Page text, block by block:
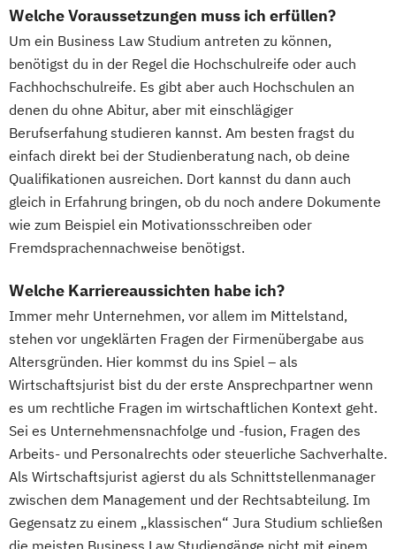
Welche Voraussetzungen muss ich erfüllen?
Um ein Business Law Studium antreten zu können,
benötigst du in der Regel die Hochschulreife oder auch
Fachhochschulreife. Es gibt aber auch Hochschulen an
denen du ohne Abitur, aber mit einschlägiger
Berufserfahung studieren kannst. Am besten fragst du
einfach direkt bei der Studienberatung nach, ob deine
Qualifikationen ausreichen. Dort kannst du dann auch
gleich in Erfahrung bringen, ob du noch andere Dokumente
wie zum Beispiel ein Motivationsschreiben oder
Fremdsprachennachweise benötigst.
Welche Karriereaussichten habe ich?
Immer mehr Unternehmen, vor allem im Mittelstand,
stehen vor ungeklärten Fragen der Firmenübergabe aus
Altersgründen. Hier kommst du ins Spiel – als
Wirtschaftsjurist bist du der erste Ansprechpartner wenn
es um rechtliche Fragen im wirtschaftlichen Kontext geht.
Sei es Unternehmensnachfolge und -fusion, Fragen des
Arbeits- und Personalrechts oder steuerliche Sachverhalte.
Als Wirtschaftsjurist agierst du als Schnittstellenmanager
zwischen dem Management und der Rechtsabteilung. Im
Gegensatz zu einem „klassischen“ Jura Studium schließen
die meisten Business Law Studiengänge nicht mit einem